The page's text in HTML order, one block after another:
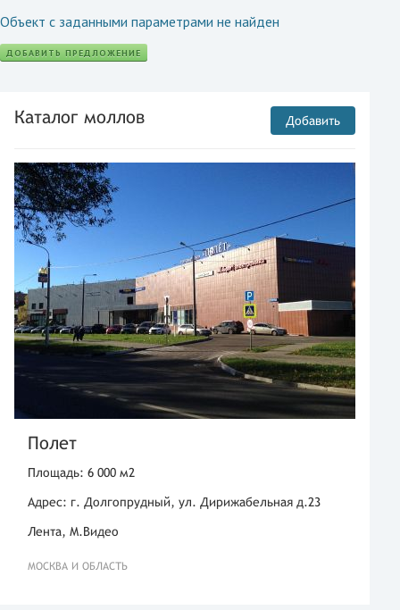
Объект с заданными параметрами не найден
ДОБАВИТЬ ПРЕДЛОЖЕНИЕ
Каталог моллов Добавить
Полет
Площадь: 6 000 м2
Адрес: г. Долгопрудный, ул. Дирижабельная д.23
Лента, М.Видео
МОСКВА И ОБЛАСТЬ